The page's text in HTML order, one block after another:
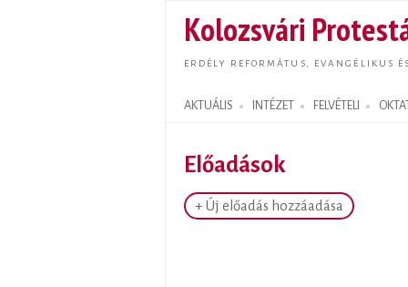
Kolozsvári
ERDÉLY REFORMÁTUS, EVANGÉLIKUS
AKTUÁLIS INTÉZET FELVÉTELI
Search form
Előadások
+ Új előadás hozzáadása